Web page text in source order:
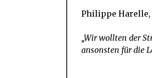
Philippe Harelle,
„Wir wollten der
ansonsten für die